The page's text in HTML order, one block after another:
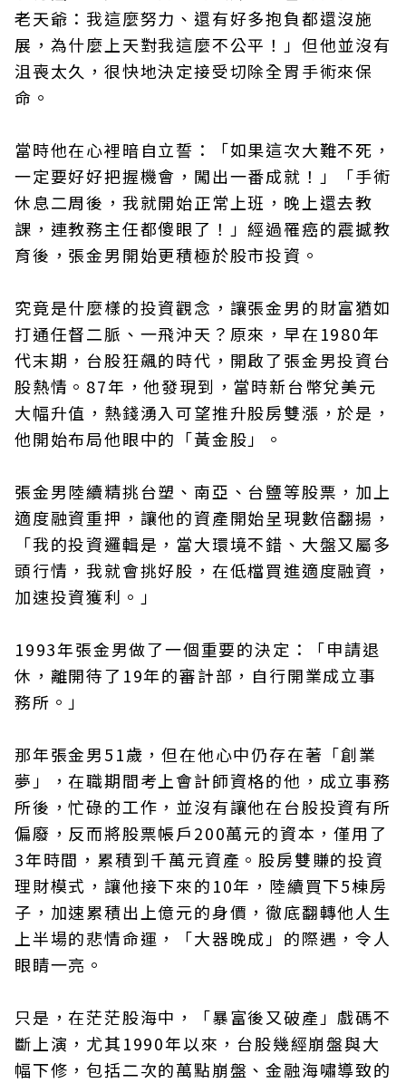
老天爺：我這麼努力、還有好多抱負都還沒施
展，為什麼上天對我這麼不公平！」但他並沒有
沮喪太久，很快地決定接受切除全胃手術來保
命。
當時他在心裡暗自立誓：「如果這次大難不死，
一定要好好把握機會，闖出一番成就！」「手術
休息二周後，我就開始正常上班，晚上還去教
課，連教務主任都傻眼了！」經過罹癌的震撼教
育後，張金男開始更積極於股市投資。
究竟是什麼樣的投資觀念，讓張金男的財富猶如
打通任督二脈、一飛沖天？原來，早在1980年
代末期，台股狂飆的時代，開啟了張金男投資台
股熱情。87年，他發現到，當時新台幣兌美元
大幅升值，熱錢湧入可望推升股房雙漲，於是，
他開始布局他眼中的「黃金股」。
張金男陸續精挑台塑、南亞、台鹽等股票，加上
適度融資重押，讓他的資產開始呈現數倍翻揚，
「我的投資邏輯是，當大環境不錯、大盤又屬多
頭行情，我就會挑好股，在低檔買進適度融資，
加速投資獲利。」
1993年張金男做了一個重要的決定：「申請退
休，離開待了19年的審計部，自行開業成立事
務所。」
那年張金男51歲，但在他心中仍存在著「創業
夢」，在職期間考上會計師資格的他，成立事務
所後，忙碌的工作，並沒有讓他在台股投資有所
偏廢，反而將股票帳戶200萬元的資本，僅用了
3年時間，累積到千萬元資產。股房雙賺的投資
理財模式，讓他接下來的10年，陸續買下5棟房
子，加速累積出上億元的身價，徹底翻轉他人生
上半場的悲情命運，「大器晚成」的際遇，令人
眼睛一亮。
只是，在茫茫股海中，「暴富後又破產」戲碼不
斷上演，尤其1990年以來，台股幾經崩盤與大
幅下修，包括二次的萬點崩盤、金融海嘯導致的